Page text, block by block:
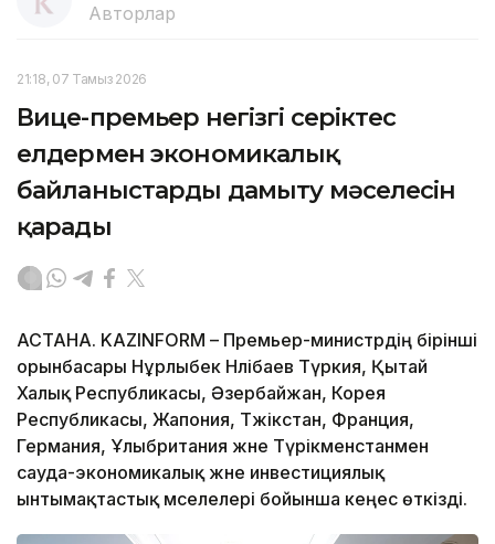
Авторлар
21:18, 07 Тамыз 2026
Вице-премьер негізгі серіктес
елдермен экономикалық
байланыстарды дамыту мәселесін
қарады
АСТАНА. KAZINFORM – Премьер-министрдің бірінші
орынбасары Нұрлыбек Нәлібаев Түркия, Қытай
Халық Республикасы, Әзербайжан, Корея
Республикасы, Жапония, Тәжікстан, Франция,
Германия, Ұлыбритания және Түрікменстанмен
сауда-экономикалық және инвестициялық
ынтымақтастық мәселелері бойынша кеңес өткізді.